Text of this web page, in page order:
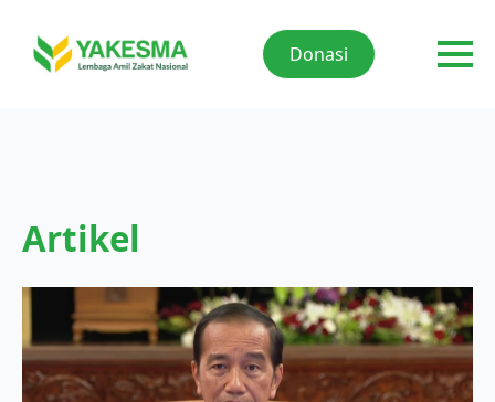
Donasi
Artikel